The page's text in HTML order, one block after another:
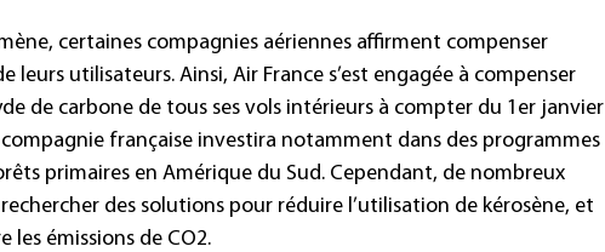
certaines compagnies aériennes affirment compenser
leurs utilisateurs. Ainsi, Air France s’est engagée à compenser
de carbone de tous ses vols intérieurs à compter du 1er janvier
compagnie française investira notamment dans des programmes
primaires en Amérique du Sud. Cependant, de nombreux
des solutions pour réduire l’utilisation de kérosène, et
les émissions de CO2.